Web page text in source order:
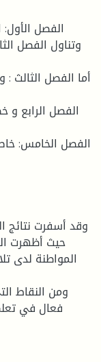
الفصل الأول:
وتناول الفصل
أما الفصل الثالث
الفصل الرابع
الفصل الخامس:
حيث أظهرت
المواطنة لدى
فعال في